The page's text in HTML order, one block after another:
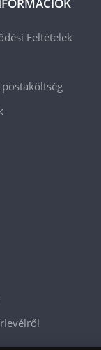
Feltételek